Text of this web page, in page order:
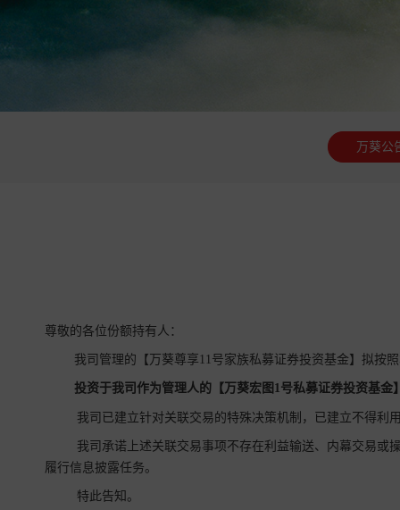
万葵公
尊敬的各位份额持有人：
我司管理的【万葵尊享11号家族私募证券投资基金】拟按
投资于我司作为管理人的【 万葵宏图1号私募证券投资基金
我司已建立针对关联交易的特殊决策机制，已建立不得利
我司承诺上述关联交易事项不存在利益输送、内幕交易或
履行信息披露任务。
特此告知。